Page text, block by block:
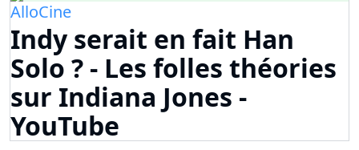
AlloCine
Indy serait en fait Han
Solo ? - Les folles théories
sur Indiana Jones -
YouTube